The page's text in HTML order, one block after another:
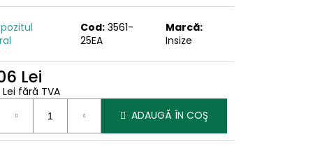
Cod: 3561-
25EA
Marcă:
Insize
Lei
Lei fără TVA
ADAUGĂ ÎN COŞ